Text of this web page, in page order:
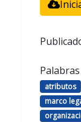
Palabras
atributos
marco